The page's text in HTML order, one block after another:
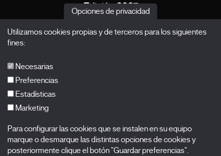
Edición 2027
Acreditaciones
Nombre
Opciones de privacidad
Utilizamos cookies propias y de terceros para los siguientes
fines:
Necesarias
Preferencias
Estadísticas
Marketing
Para configurar las cookies que se instalen en su equipo
marque o desmarque las distintas opciones de cookies y
posteriormente clique el botón "Guardar preferencias".